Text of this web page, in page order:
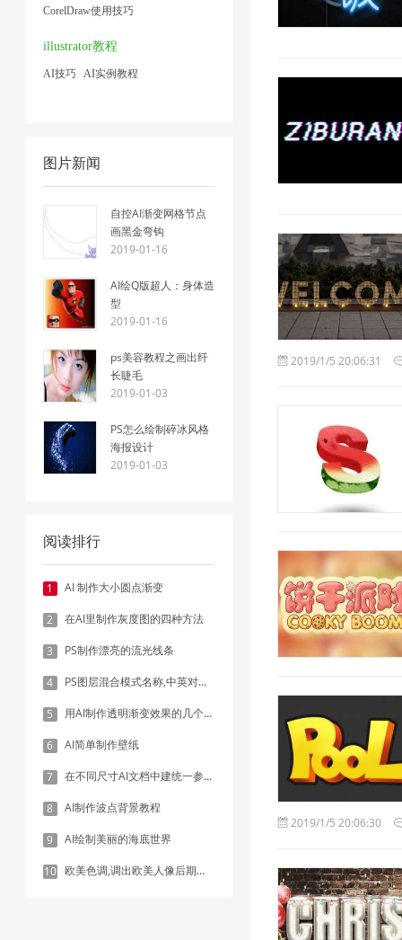
CorelDraw使用技巧
illustrator教程
AI技巧 AI实例教程
图片新闻
自控AI渐变网格节点
画黑金弯钩
2019-01-16
AI绘Q版超人：身体造
型
2019-01-16
ps美容教程之画出纤
长睫毛
2019-01-03
PS怎么绘制碎冰风格
海报设计
2019-01-03
阅读排行
1 AI 制作大小圆点渐变
2 在AI里制作灰度图的四种方法
3 PS制作漂亮的流光线条
4 PS图层混合模式名称,中英对照表
5 用AI制作透明渐变效果的几个方法
6 AI简单制作壁纸
7 在不同尺寸AI文档中建统一参考线 - 方法1：对齐和分布
8 AI制作波点背景教程
9 AI绘制美丽的海底世界
10 欧美色调,调出欧美人像后期色调实例
2019/1/5 20:06:31
2019/1/5 20:06:30